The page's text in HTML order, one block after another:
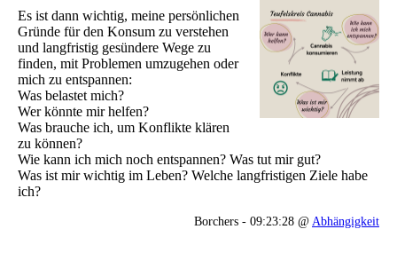
Es ist dann wichtig, meine persönlichen
Gründe für den Konsum zu verstehen
und langfristig gesündere Wege zu
finden, mit Problemen umzugehen oder
mich zu entspannen:
Was belastet mich?
Wer könnte mir helfen?
Was brauche ich, um Konflikte klären
zu können?
Wie kann ich mich noch entspannen? Was tut mir gut?
Was ist mir wichtig im Leben? Welche langfristigen Ziele habe
ich?
Borchers - 09:23:28 @ Abhängigkeit